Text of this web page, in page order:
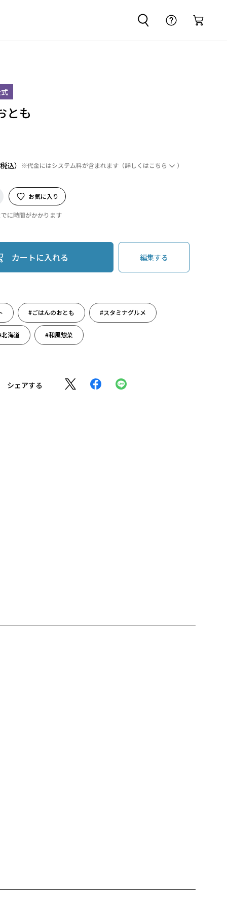
とも
※代金にはシステム料が含まれます （詳しくはこちら ）
お気に入り
に時間がかかります
カートに入れる 編集する
#ごはんのおとも #スタミナグルメ
北海道 #和風惣菜
シェアする